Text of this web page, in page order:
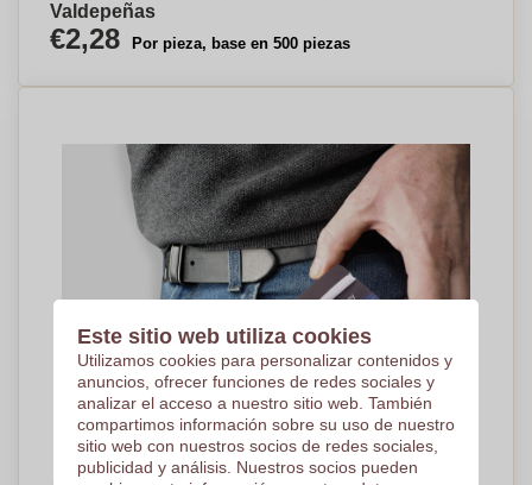
Valdepeñas
€2,28 Por pieza, base en 500 piezas
Este sitio web utiliza cookies
Utilizamos cookies para personalizar contenidos y
anuncios, ofrecer funciones de redes sociales y
analizar el acceso a nuestro sitio web. También
compartimos información sobre su uso de nuestro
sitio web con nuestros socios de redes sociales,
publicidad y análisis. Nuestros socios pueden